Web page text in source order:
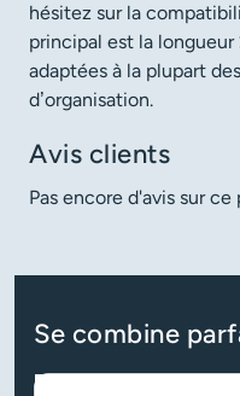
hésitez sur la
principal est la
adaptées à la plupart
d’organisation.
Avis clients
Pas encore d'avis sur ce
Se combine